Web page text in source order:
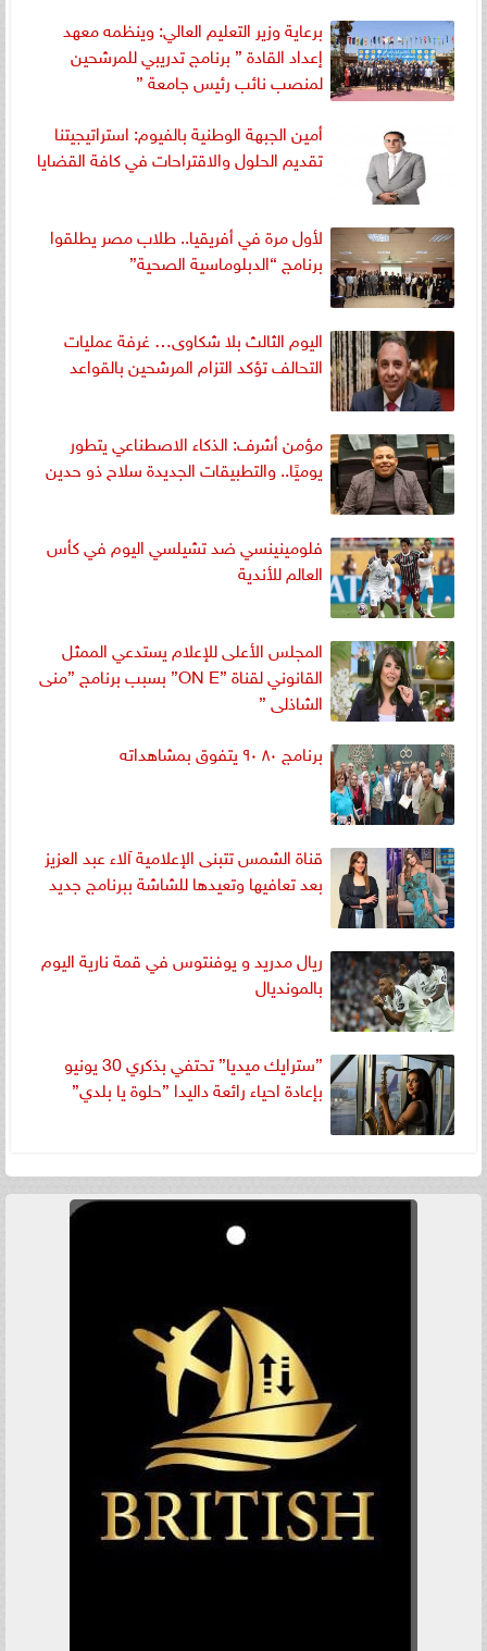
برعاية وزير التعليم العالي: وينظمه معهد
إعداد القادة ” برنامج تدريبي للمرشحين
لمنصب نائب رئيس جامعة ”
أمين الجبهة الوطنية بالفيوم: استراتيجيتنا
تقديم الحلول والاقتراحات في كافة القضايا
لأول مرة في أفريقيا.. طلاب مصر يطلقوا
برنامج “الدبلوماسية الصحية”
اليوم الثالث بلا شكاوى… غرفة عمليات
التحالف تؤكد التزام المرشحين بالقواعد
مؤمن أشرف: الذكاء الاصطناعي يتطور
يوميًا.. والتطبيقات الجديدة سلاح ذو حدين
فلومينينسي ضد تشيلسي اليوم في كأس
العالم للأندية
المجلس الأعلى للإعلام يستدعي الممثل
القانوني لقناة ”ON E” بسبب برنامج ”منى
الشاذلى ”
برنامج ٨٠ ٩٠ يتفوق بمشاهداته
قناة الشمس تتبنى الإعلامية آلاء عبد العزيز
بعد تعافيها وتعيدها للشاشة ببرنامج جديد
ريال مدريد و يوفنتوس في قمة نارية اليوم
بالمونديال
”سترايك ميديا” تحتفي بذكري 30 يونيو
بإعادة احياء رائعة داليدا ”حلوة يا بلدي”